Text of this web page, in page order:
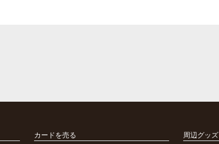
カードを売る
周辺グッズ